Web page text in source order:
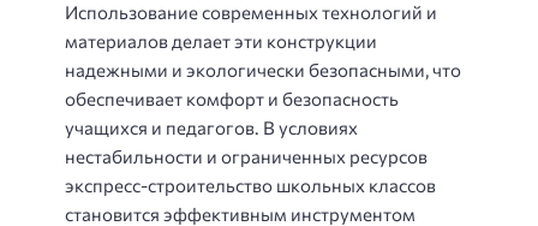
Использование современных технологий и
материалов делает эти конструкции
надежными и экологически безопасными, что
обеспечивает комфорт и безопасность
учащихся и педагогов. В условиях
нестабильности и ограниченных ресурсов
экспресс-строительство школьных классов
становится эффективным инструментом